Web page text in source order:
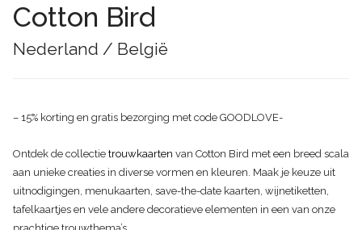
Cotton Bird
Nederland / België
– 15% korting en gratis bezorging met code GOODLOVE-
Ontdek de collectie trouwkaarten van Cotton Bird met een breed scala
aan unieke creaties in diverse vormen en kleuren. Maak je keuze uit
uitnodigingen, menukaarten, save-the-date kaarten, wijnetiketten,
tafelkaartjes en vele andere decoratieve elementen in een van onze